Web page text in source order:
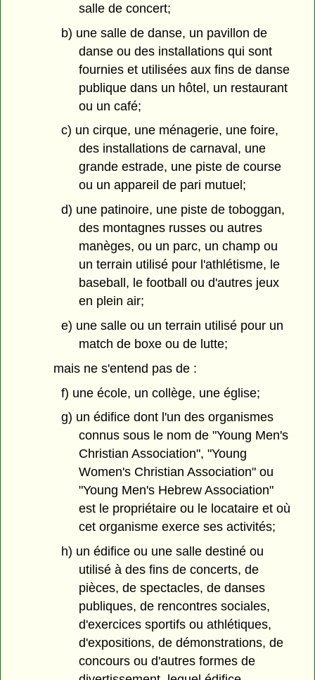
salle de concert;
b) une salle de danse, un pavillon de
danse ou des installations qui sont
fournies et utilisées aux fins de danse
publique dans un hôtel, un restaurant
ou un café;
c) un cirque, une ménagerie, une foire,
des installations de carnaval, une
grande estrade, une piste de course
ou un appareil de pari mutuel;
d) une patinoire, une piste de toboggan,
des montagnes russes ou autres
manèges, ou un parc, un champ ou
un terrain utilisé pour l'athlétisme, le
baseball, le football ou d'autres jeux
en plein air;
e) une salle ou un terrain utilisé pour un
match de boxe ou de lutte;
mais ne s'entend pas de :
f) une école, un collège, une église;
g) un édifice dont l'un des organismes
connus sous le nom de "Young Men's
Christian Association", "Young
Women's Christian Association" ou
"Young Men's Hebrew Association"
est le propriétaire ou le locataire et où
cet organisme exerce ses activités;
h) un édifice ou une salle destiné ou
utilisé à des fins de concerts, de
pièces, de spectacles, de danses
publiques, de rencontres sociales,
d'exercices sportifs ou athlétiques,
d'expositions, de démonstrations, de
concours ou d'autres formes de